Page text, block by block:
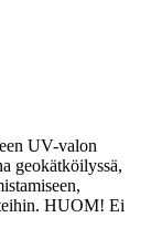
UV-valon
geokätköilyssä,
HUOM! Ei